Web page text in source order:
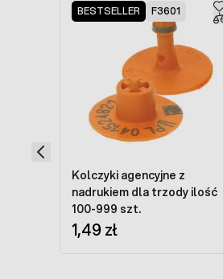
BESTSELLER F3601
Kolczyki agencyjne z
nadrukiem dla trzody ilość
100-999 szt.
1,49 zł